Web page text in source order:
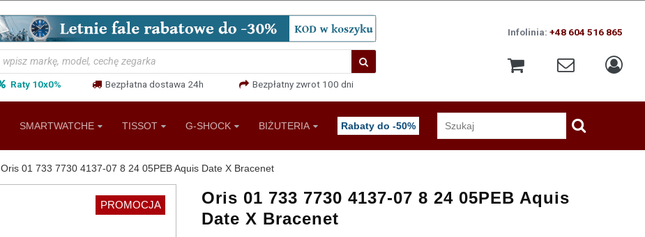
Raty 10x0% Bezpłatna dostawa 24h Bezpłatny zwrot 100 dni
Infolinia:+48 604 516 865
SMARTWATCHE TISSOT G-SHOCK BIŻUTERIA Rabaty do -50%
Oris 01 733 7730 4137-07 8 24 05PEB Aquis Date X Bracenet
PROMOCJA
Oris 01 733 7730 4137-07 8 24 05PEB Aquis
Date X Bracenet